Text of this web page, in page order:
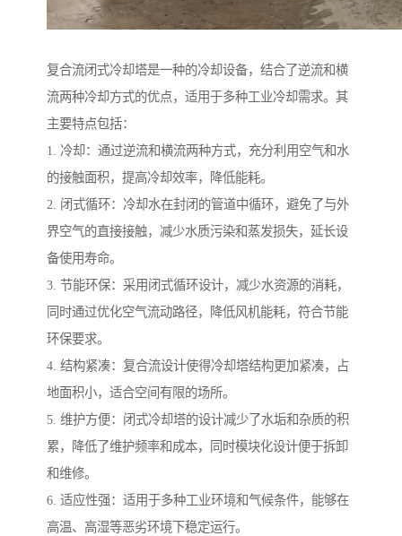
复合流闭式冷却塔是一种的冷却设备，结合了逆流和横
流两种冷却方式的优点，适用于多种工业冷却需求。其
主要特点包括：
1. 冷却：通过逆流和横流两种方式，充分利用空气和水
的接触面积，提高冷却效率，降低能耗。
2. 闭式循环：冷却水在封闭的管道中循环，避免了与外
界空气的直接接触，减少水质污染和蒸发损失，延长设
备使用寿命。
3. 节能环保：采用闭式循环设计，减少水资源的消耗，
同时通过优化空气流动路径，降低风机能耗，符合节能
环保要求。
4. 结构紧凑：复合流设计使得冷却塔结构更加紧凑，占
地面积小，适合空间有限的场所。
5. 维护方便：闭式冷却塔的设计减少了水垢和杂质的积
累，降低了维护频率和成本，同时模块化设计便于拆卸
和维修。
6. 适应性强：适用于多种工业环境和气候条件，能够在
高温、高湿等恶劣环境下稳定运行。